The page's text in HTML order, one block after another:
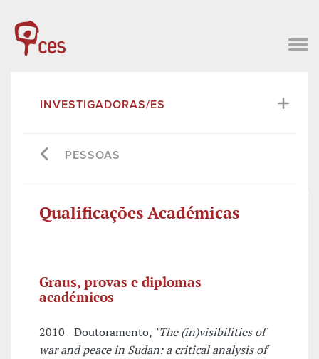
INVESTIGADORAS/ES
PESSOAS
Qualificações Académicas
Graus, provas e diplomas
académicos
2010 - Doutoramento, "The (in)visibilities of
war and peace in Sudan: a critical analysis of